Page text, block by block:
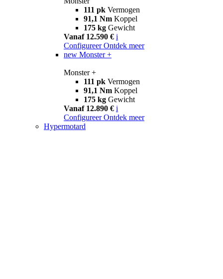
111 pk Vermogen
91,1 Nm Koppel
175 kg Gewicht
Vanaf 12.590 € i
Configureer Ontdek meer
new Monster +
Monster +
111 pk Vermogen
91,1 Nm Koppel
175 kg Gewicht
Vanaf 12.890 € i
Configureer Ontdek meer
Hypermotard